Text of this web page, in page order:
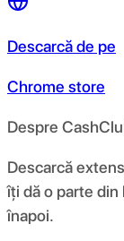
Descarcă de pe
Chrome store
Despre
Descarcă
îți dă o parte
înapoi.